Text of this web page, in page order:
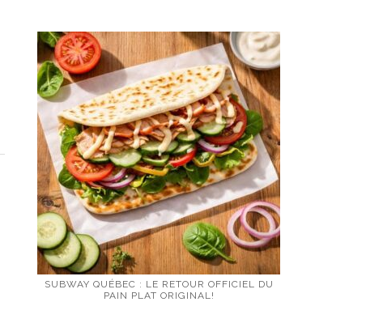
SUBWAY QUÉBEC : LE RETOUR OFFICIEL DU
PAIN PLAT ORIGINAL!